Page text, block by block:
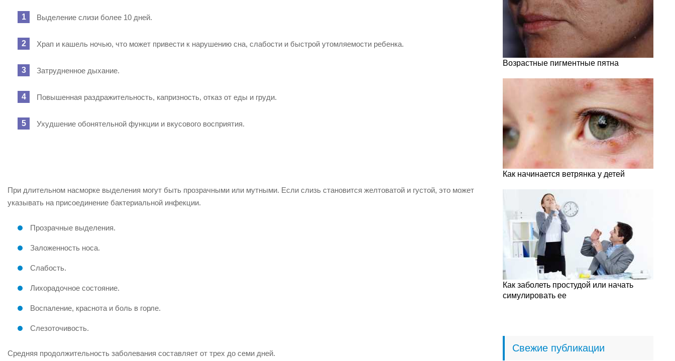
Выделение слизи более 10 дней.
Храп и кашель ночью, что может привести к нарушению сна, слабости и быстрой утомляемости ребенка.
Затрудненное дыхание.
Повышенная раздражительность, капризность, отказ от еды и груди.
Ухудшение обонятельной функции и вкусового восприятия.
При длительном насморке выделения могут быть прозрачными или мутными. Если слизь становится желтоватой и густой, это может
указывать на присоединение бактериальной инфекции.
Прозрачные выделения.
Заложенность носа.
Слабость.
Лихорадочное состояние.
Воспаление, краснота и боль в горле.
Слезоточивость.
Средняя продолжительность заболевания составляет от трех до семи дней.
Возрастные пигментные пятна
Как начинается ветрянка у детей
Как заболеть простудой или начать
симулировать ее
Свежие публикации